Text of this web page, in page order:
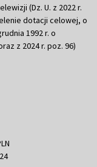
(Dz. U. z 2022 r.
dotacji celowej, o
1992 r. o
z 2024 r. poz. 96)